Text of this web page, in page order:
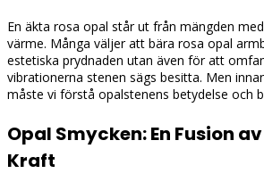
En äkta rosa opal står ut från mängden
värme. Många väljer att bära rosa opal
estetiska prydnaden utan även för att
vibrationerna stenen sägs besitta. Men
måste vi förstå opalstenens betydelse och
Opal Smycken: En Fusion
Kraft